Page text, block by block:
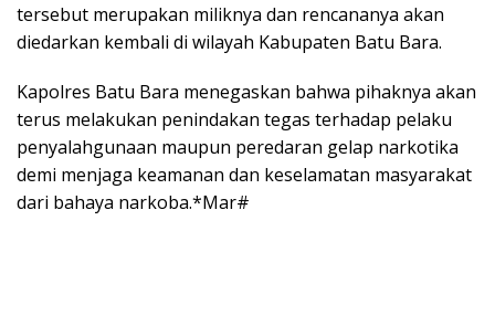
tersebut merupakan miliknya dan rencananya akan
diedarkan kembali di wilayah Kabupaten Batu Bara.
Kapolres Batu Bara menegaskan bahwa pihaknya akan
terus melakukan penindakan tegas terhadap pelaku
penyalahgunaan maupun peredaran gelap narkotika
demi menjaga keamanan dan keselamatan masyarakat
dari bahaya narkoba.*Mar#